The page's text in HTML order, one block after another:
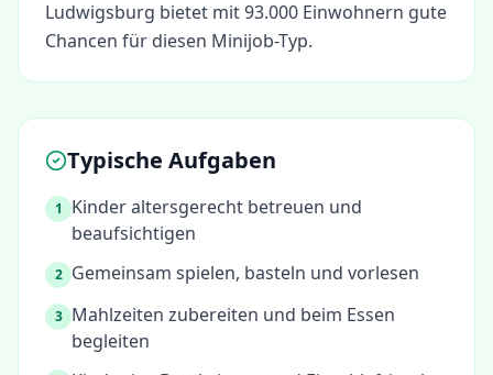
Ludwigsburg bietet mit 93.000 Einwohnern gute
Chancen für diesen Minijob-Typ.
Typische Aufgaben
1
Kinder altersgerecht betreuen und
beaufsichtigen
2 Gemeinsam spielen, basteln und vorlesen
3 Mahlzeiten zubereiten und beim Essen
begleiten